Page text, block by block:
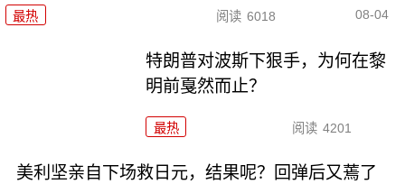
最热 阅读 6018 08-04
特朗普对波斯下狠手，为何在黎
明前戛然而止？
最热 阅读 4201
美利坚亲自下场救日元，结果呢？回弹后又蔫了